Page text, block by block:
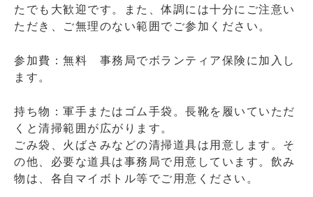
たでも大歓迎です。また、体調には十分にご注意い
ただき、ご無理のない範囲でご参加ください。
参加費：無料 事務局でボランティア保険に加入し
ます。
持ち物：軍手またはゴム手袋。長靴を履いていただ
くと清掃範囲が広がります。
ごみ袋、火ばさみなどの清掃道具は用意します。そ
の他、必要な道具は事務局で用意しています。飲み
物は、各自マイボトル等でご用意ください。